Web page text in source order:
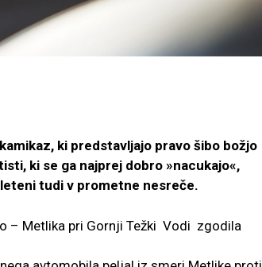
ki predstavljajo pravo šibo božjo
ki se ga najprej dobro »nacukajo«,
tudi v prometne nesreče.
– Metlika pri Gornji Težki Vodi zgodila